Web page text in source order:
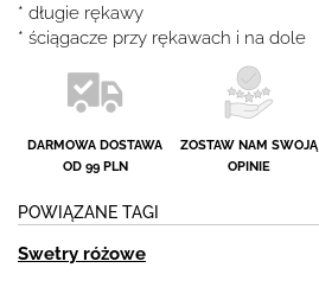
* długie rękawy
* ściągacze przy rękawach i na dole
DARMOWA DOSTAWA
OD 99 PLN
ZOSTAW NAM SWOJĄ
OPINIE
POWIĄZANE TAGI
Swetry różowe